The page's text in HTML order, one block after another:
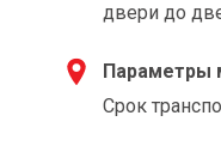
двери до
Параметры
Срок